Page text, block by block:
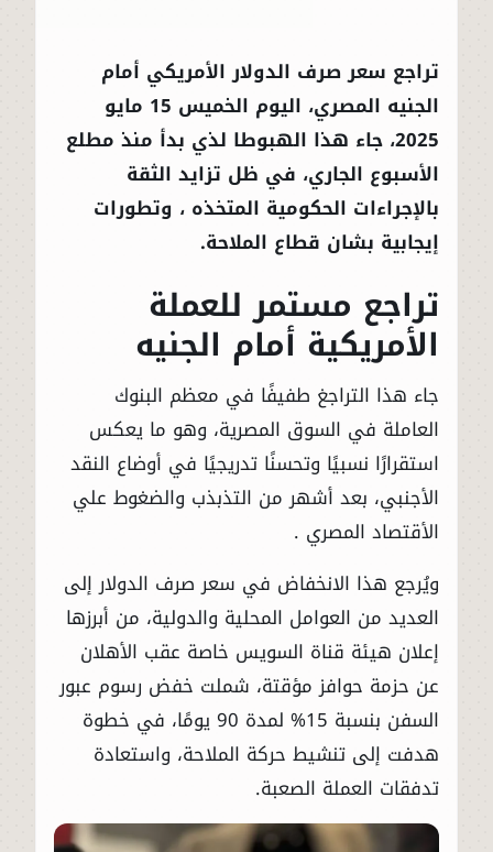
تراجع سعر صرف الدولار الأمريكي أمام
الجنيه المصري، اليوم الخميس 15 مايو
2025، جاء هذا الهبوطا لذي بدأ منذ مطلع
الأسبوع الجاري، في ظل تزايد الثقة
بالإجراءات الحكومية المتخذه ، وتطورات
إيجابية بشان قطاع الملاحة.
تراجع مستمر للعملة
الأمريكية أمام الجنيه
جاء هذا التراجغ طفيفًا في معظم البنوك
العاملة في السوق المصرية، وهو ما يعكس
استقرارًا نسبيًا وتحسنًا تدريجيًا في أوضاع النقد
الأجنبي، بعد أشهر من التذبذب والضغوط علي
الأقتصاد المصري .
ويُرجع هذا الانخفاض في سعر صرف الدولار إلى
العديد من العوامل المحلية والدولية، من أبرزها
إعلان هيئة قناة السويس خاصة عقب الأهلان
عن حزمة حوافز مؤقتة، شملت خفض رسوم عبور
السفن بنسبة 15% لمدة 90 يومًا، في خطوة
هدفت إلى تنشيط حركة الملاحة، واستعادة
تدفقات العملة الصعبة.